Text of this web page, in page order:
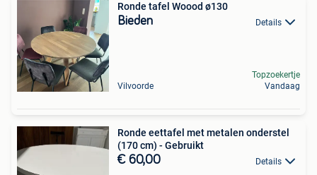
Ronde tafel Woood ø130
Bieden Details
Vilvoorde
Topzoekertje
Vandaag
Ronde eettafel met metalen onderstel
(170 cm) - Gebruikt
€ 60,00 Details